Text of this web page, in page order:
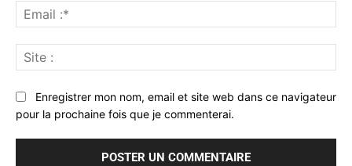
:*
:
Enregistrer mon nom, email et site web dans ce navigateur
pour la prochaine fois que je commenterai.